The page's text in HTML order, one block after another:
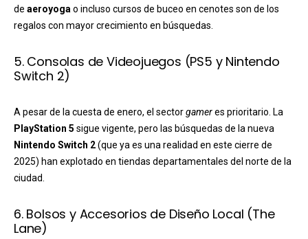
de aeroyogao incluso cursos de buceo en cenotes son de los
regalos con mayor crecimiento en búsquedas.
5. Consolas de Videojuegos (PS5 y Nintendo
Switch 2)
A pesar de la cuesta de enero, el sectorgameres prioritario. La
PlayStation 5 sigue vigente, pero las búsquedas de la nueva
Nintendo Switch 2(que ya es una realidad en este cierre de
2025) han explotado en tiendas departamentales del norte de la
ciudad.
6. Bolsos y Accesorios de Diseño Local (The
Lane)